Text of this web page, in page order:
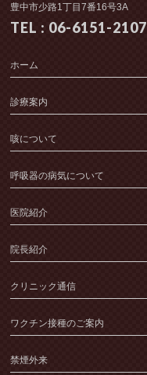
豊中市少路1丁目7番16号3A
TEL : 06-6151-2107
ホーム
診療案内
咳について
呼吸器の病気について
医院紹介
院長紹介
クリニック通信
ワクチン接種のご案内
禁煙外来